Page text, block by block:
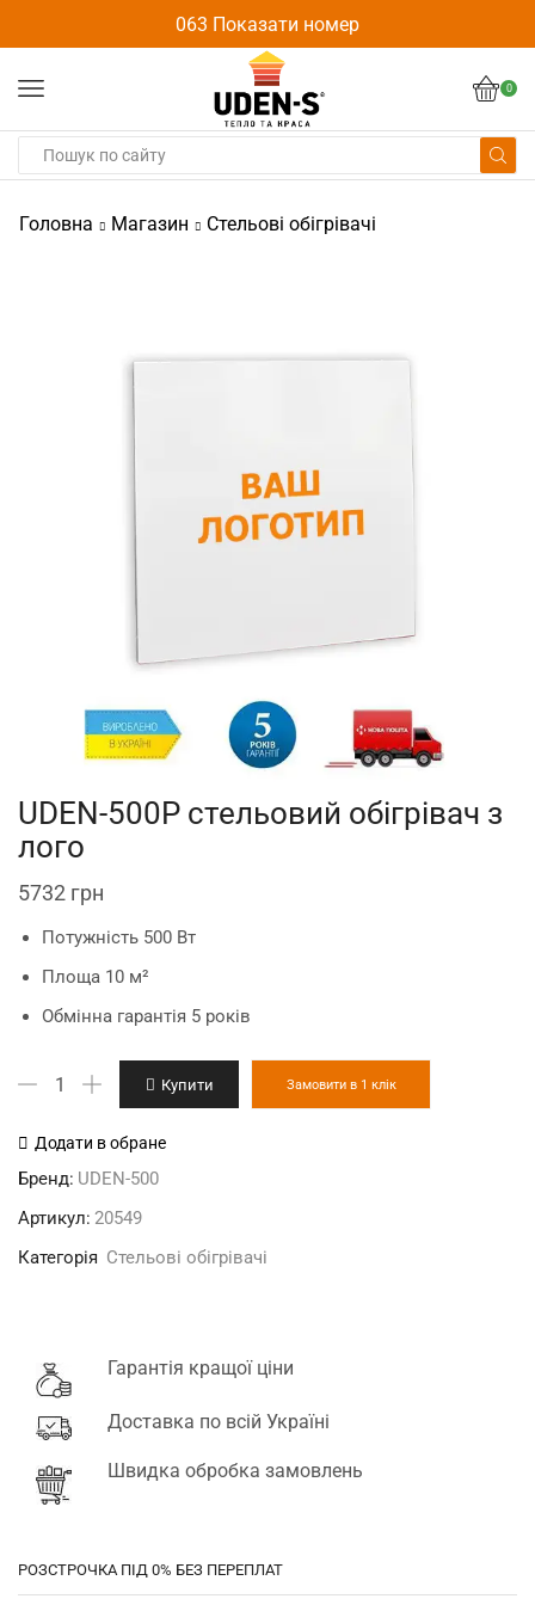
063 Показати номер
0
Головна Магазин Стельові обігрівачі
UDEN-500P стельовий обігрівач з
лого
5732 грн
Потужність 500 Вт
Площа 10 м²
Обмінна гарантія 5 років
UDEN-
стельовий
обігрівач
лого
кількість
Купити Замовити в 1 клік
Додати в обране
Бренд: UDEN-500
Артикул: 20549
Категорія Стельові обігрівачі
Гарантія кращої ціни
Доставка по всій Україні
Швидка обробка замовлень
РОЗСТРОЧКА ПІД 0% БЕЗ ПЕРЕПЛАТ